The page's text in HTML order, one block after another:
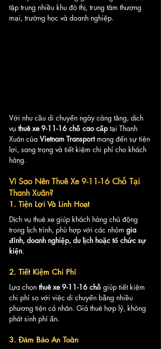
tập trung nhiều khu đô thị, trung tâm thương
mại, trường học và doanh nghiệp.
Với nhu cầu di chuyển ngày càng tăng, dịch
vụ thuê xe 9-11-16 chỗ cao cấp tại Thanh
Xuân của Vietnam Transport mang đến sự tiện
lợi, sang trọng và tiết kiệm chi phí cho khách
hàng.
Vì Sao Nên Thuê Xe 9-11-16 Chỗ Tại
Thanh Xuân?
1. Tiện Lợi Và Linh Hoạt
Dịch vụ thuê xe giúp khách hàng chủ động
trong lịch trình, phù hợp với các nhóm gia
đình, doanh nghiệp, du lịch hoặc tổ chức sự
kiện.
2. Tiết Kiệm Chi Phí
Lựa chọn thuê xe 9-11-16 chỗ giúp tiết kiệm
chi phí so với việc di chuyển bằng nhiều
phương tiện cá nhân. Giá thuê hợp lý, không
phát sinh phí ẩn.
3. Đảm Bảo An Toàn